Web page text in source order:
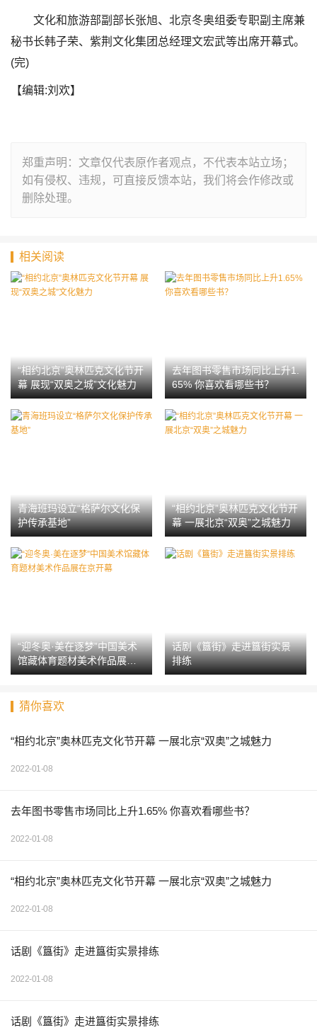
文化和旅游部副部长张旭、北京冬奥组委专职副主席兼
秘书长韩子荣、紫荆文化集团总经理文宏武等出席开幕式。
(完)
【编辑:刘欢】
郑重声明：文章仅代表原作者观点，不代表本站立场；
如有侵权、违规，可直接反馈本站，我们将会作修改或
删除处理。
相关阅读
“相约北京”奥林匹克文化节开
幕 展现“双奥之城”文化魅力
去年图书零售市场同比上升1.
65% 你喜欢看哪些书？
青海班玛设立“格萨尔文化保
护传承基地”
“相约北京”奥林匹克文化节开
幕 一展北京“双奥”之城魅力
“迎冬奥·美在逐梦”中国美术
馆藏体育题材美术作品展在
京开幕
话剧《簋街》走进簋街实景
排练
猜你喜欢
“相约北京”奥林匹克文化节开幕 一展北京“双奥”之城魅力
2022-01-08
去年图书零售市场同比上升1.65% 你喜欢看哪些书？
2022-01-08
“相约北京”奥林匹克文化节开幕 一展北京“双奥”之城魅力
2022-01-08
话剧《簋街》走进簋街实景排练
2022-01-08
话剧《簋街》走进簋街实景排练